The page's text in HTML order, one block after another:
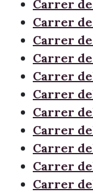
Carrer
Carrer
Carrer
Carrer
Carrer
Carrer
Carrer
Carrer
Carrer
Carrer
Carrer